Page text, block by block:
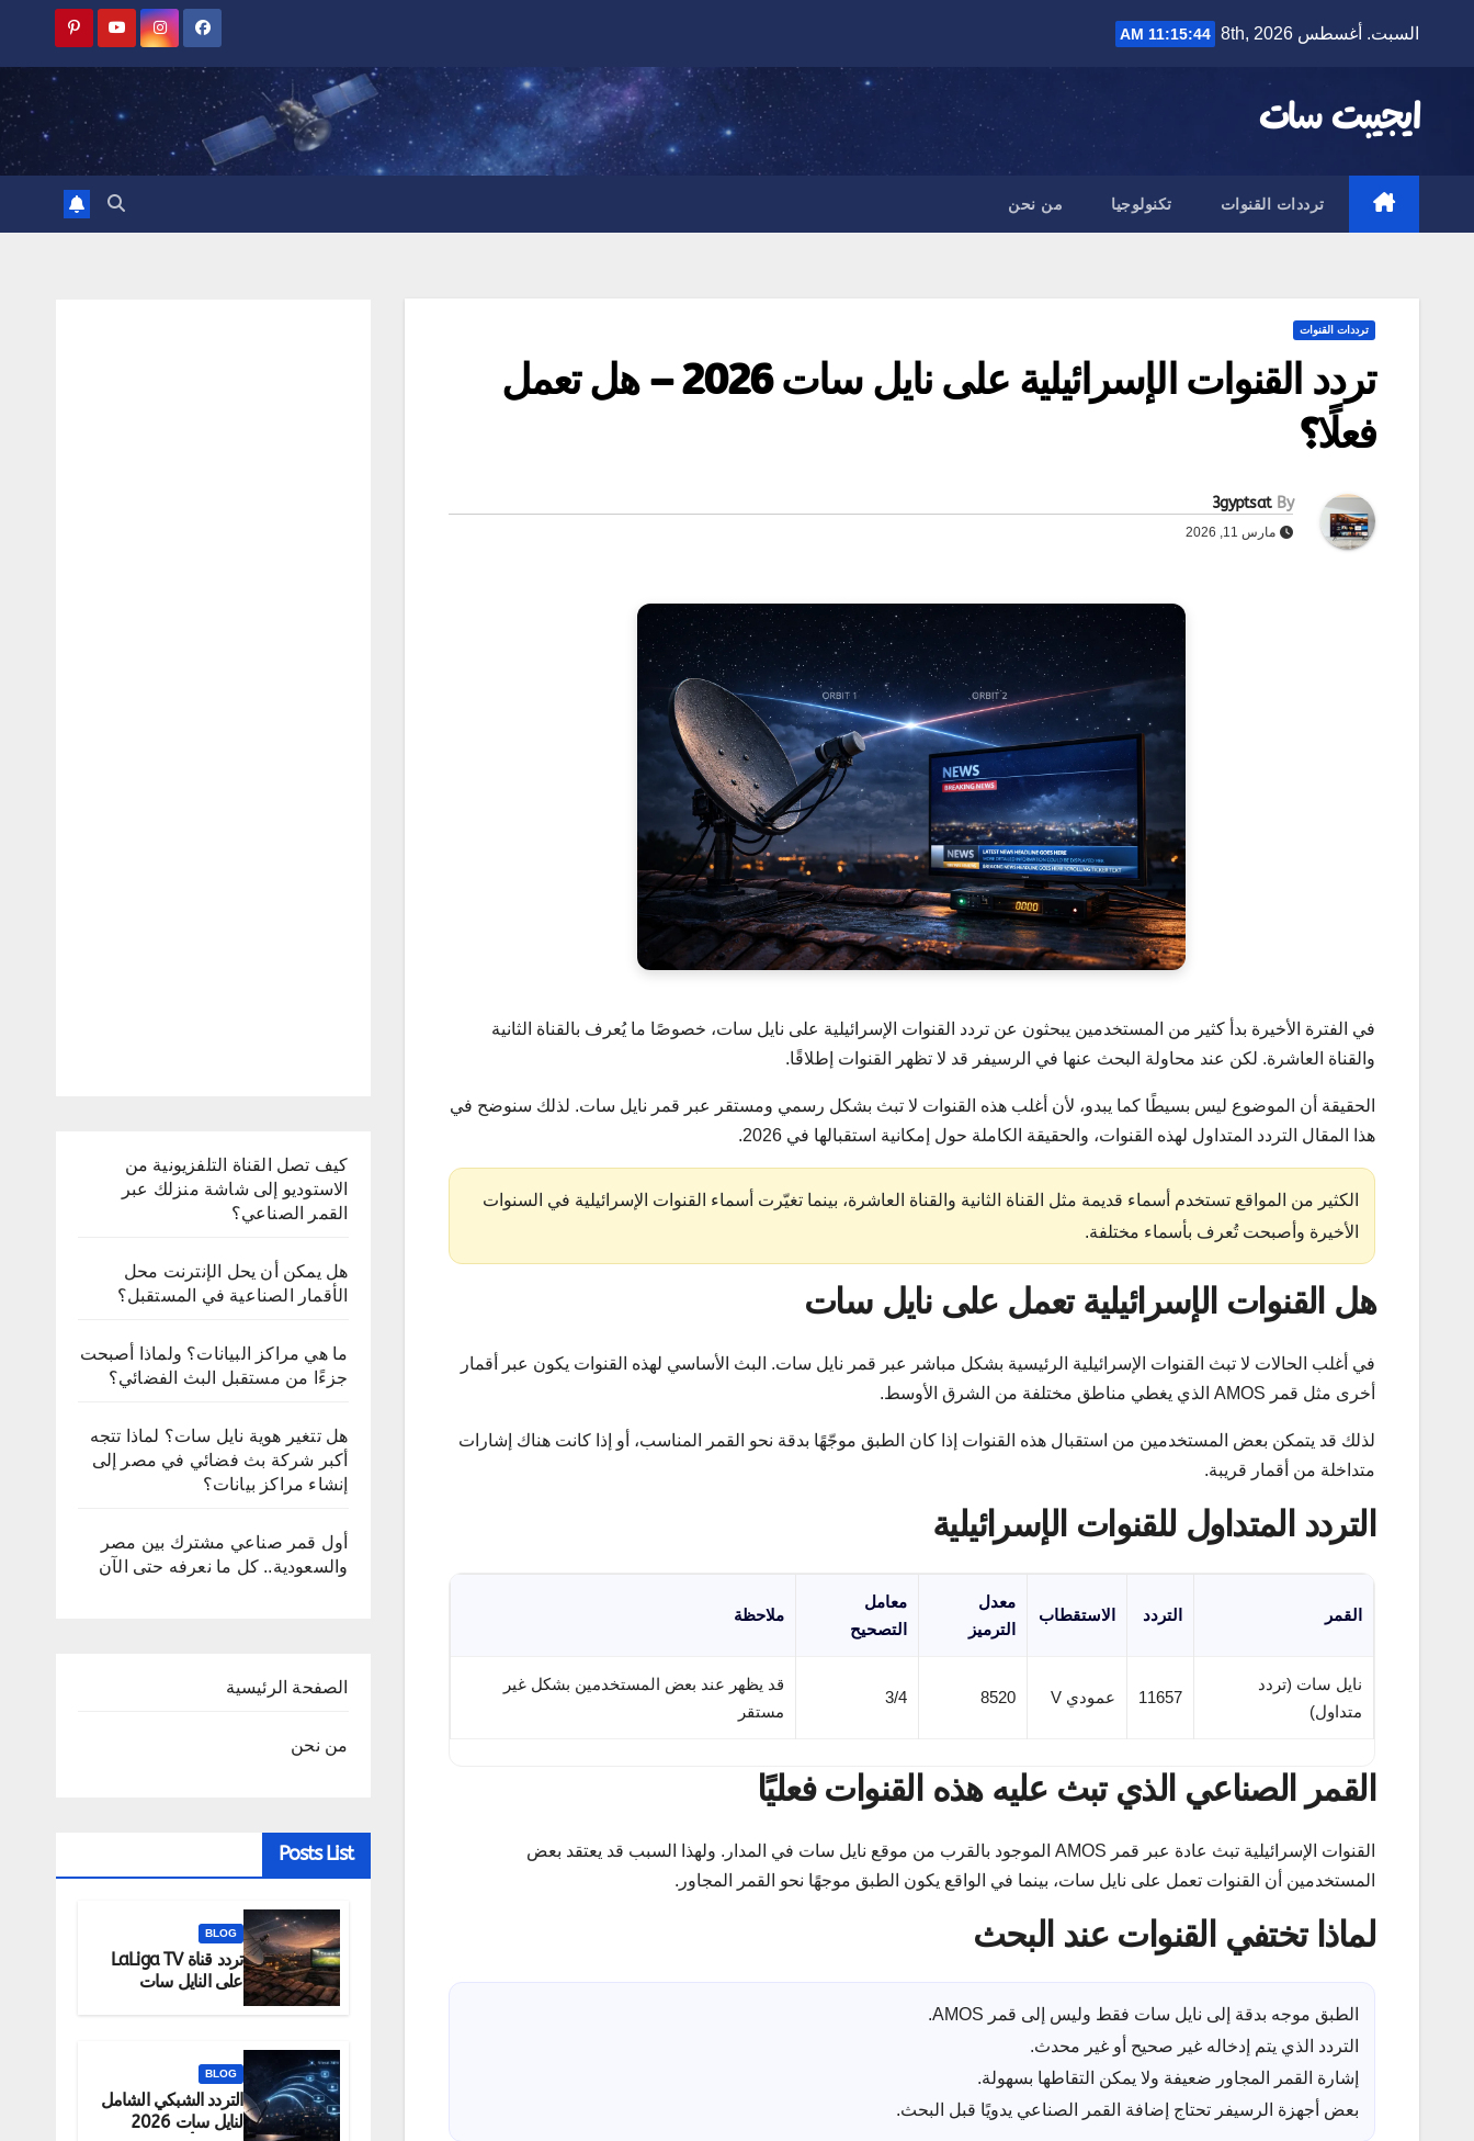
السبت. أغسطس 8th, 2026 11:15:45 AM
ايجيبت سات
ترددات القنوات تكنولوجيا من نحن
ترددات القنوات
تردد القنوات الإسرائيلية على نايل سات 2026 – هل تعمل
فعلًا؟
By
3gyptsat
مارس 11, 2026
في الفترة الأخيرة بدأ كثير من المستخدمين يبحثون عن تردد القنوات الإسرائيلية على نايل سات، خصوصًا ما يُعرف بالقناة الثانية
والقناة العاشرة. لكن عند محاولة البحث عنها في الرسيفر قد لا تظهر القنوات إطلاقًا.
الحقيقة أن الموضوع ليس بسيطًا كما يبدو، لأن أغلب هذه القنوات لا تبث بشكل رسمي ومستقر عبر قمر نايل سات. لذلك سنوضح في
هذا المقال التردد المتداول لهذه القنوات، والحقيقة الكاملة حول إمكانية استقبالها في 2026.
الكثير من المواقع تستخدم أسماء قديمة مثل القناة الثانية والقناة العاشرة، بينما تغيّرت أسماء القنوات الإسرائيلية في السنوات
الأخيرة وأصبحت تُعرف بأسماء مختلفة.
هل القنوات الإسرائيلية تعمل على نايل سات
في أغلب الحالات لا تبث القنوات الإسرائيلية الرئيسية بشكل مباشر عبر قمر نايل سات. البث الأساسي لهذه القنوات يكون عبر أقمار
أخرى مثل قمر AMOS الذي يغطي مناطق مختلفة من الشرق الأوسط.
لذلك قد يتمكن بعض المستخدمين من استقبال هذه القنوات إذا كان الطبق موجّهًا بدقة نحو القمر المناسب، أو إذا كانت هناك إشارات
متداخلة من أقمار قريبة.
التردد المتداول للقنوات الإسرائيلية
القمر التردد الاستقطاب
معدل
الترميز
معامل
التصحيح
ملاحظة
نايل سات (تردد
متداول)
11657 عمودي V 8520
3/4
قد يظهر عند بعض المستخدمين بشكل غير
مستقر
القمر الصناعي الذي تبث عليه هذه القنوات فعليًا
القنوات الإسرائيلية تبث عادة عبر قمر AMOS الموجود بالقرب من موقع نايل سات في المدار. ولهذا السبب قد يعتقد بعض
المستخدمين أن القنوات تعمل على نايل سات، بينما في الواقع يكون الطبق موجهًا نحو القمر المجاور.
لماذا تختفي القنوات عند البحث
الطبق موجه بدقة إلى نايل سات فقط وليس إلى قمر AMOS.
التردد الذي يتم إدخاله غير صحيح أو غير محدث.
إشارة القمر المجاور ضعيفة ولا يمكن التقاطها بسهولة.
بعض أجهزة الرسيفر تحتاج إضافة القمر الصناعي يدويًا قبل البحث.
كيف تصل القناة التلفزيونية من
الاستوديو إلى شاشة منزلك عبر
القمر الصناعي؟
هل يمكن أن يحل الإنترنت محل
الأقمار الصناعية في المستقبل؟
ما هي مراكز البيانات؟ ولماذا أصبحت
جزءًا من مستقبل البث الفضائي؟
هل تتغير هوية نايل سات؟ لماذا تتجه
أكبر شركة بث فضائي في مصر إلى
إنشاء مراكز بيانات؟
أول قمر صناعي مشترك بين مصر
والسعودية.. كل ما نعرفه حتى الآن
الصفحة الرئيسية
من نحن
Posts List
BLOG
تردد قناة LaLiga TV
على النايل سات
BLOG
التردد الشبكي الشامل
لنايل سات 2026